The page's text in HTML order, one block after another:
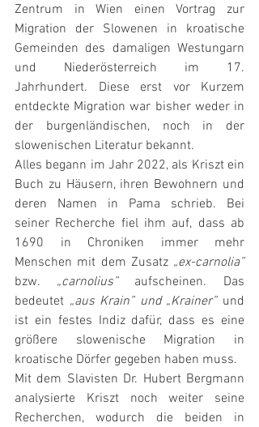
Zentrum in Wien einen Vortrag zur
Migration der Slowenen in kroatische
Gemeinden des damaligen Westungarn
und Niederösterreich im 17.
Jahrhundert. Diese erst vor Kurzem
entdeckte Migration war bisher weder in
der burgenländischen, noch in der
slowenischen Literatur bekannt.
Alles begann im Jahr 2022, als Kriszt ein
Buch zu Häusern, ihren Bewohnern und
deren Namen in Pama schrieb. Bei
seiner Recherche fiel ihm auf, dass ab
1690 in Chroniken immer mehr
Menschen mit dem Zusatz „ex-carnolia”
bzw. „carnolius” aufscheinen. Das
bedeutet „aus Krain” und „Krainer” und
ist ein festes Indiz dafür, dass es eine
größere slowenische Migration in
kroatische Dörfer gegeben haben muss.
Mit dem Slavisten Dr. Hubert Bergmann
analysierte Kriszt noch weiter seine
Recherchen, wodurch die beiden in